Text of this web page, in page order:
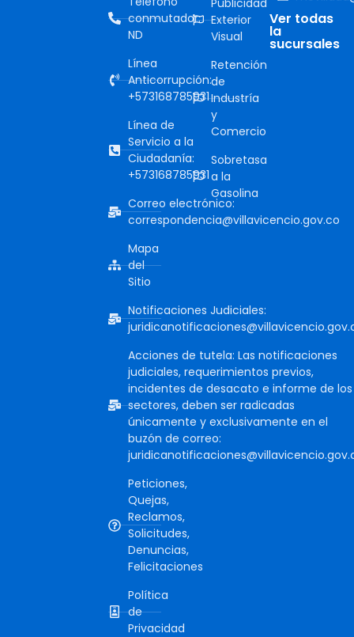
conmutador:
ND
Línea
Anticorrupción:
+573168785931
Línea de
Servicio a la
Ciudadanía:
+573168785931
Correo electrónico:
correspondencia@villavicencio.gov.co
Mapa
del
Sitio
Notificaciones Judiciales:
Acciones de tutela: Las notificaciones
judiciales, requerimientos previos,
incidentes de desacato e informe de los
sectores, deben ser radicadas
únicamente y exclusivamente en el
buzón de correo:
Peticiones,
Quejas,
Reclamos,
Solicitudes,
Denuncias,
Felicitaciones
Política
de
Privacidad
Exterior
Visual
Retención
de
Industría
y
Comercio
Sobretasa
a la
Gasolina
Ver todas
la
sucursales